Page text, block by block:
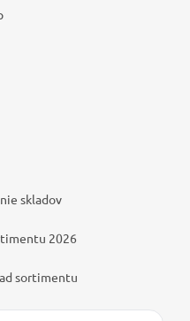
skladov
2026
sortimentu